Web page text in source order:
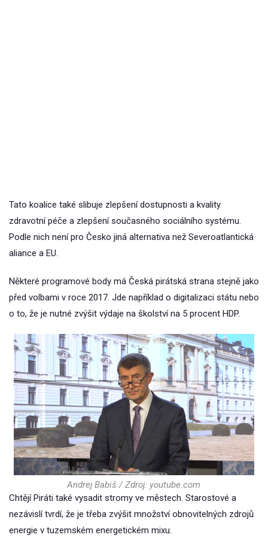
Tato koalice také slibuje zlepšení dostupnosti a kvality
zdravotní péče a zlepšení současného sociálního systému.
Podle nich není pro Česko jiná alternativa než Severoatlantická
aliance a EU.
Některé programové body má Česká pirátská strana stejně jako
před volbami v roce 2017. Jde například o digitalizaci státu nebo
o to, že je nutné zvýšit výdaje na školství na 5 procent HDP.
Andrej Babiš / Zdroj: youtube.com
Chtějí Piráti také vysadit stromy ve městech. Starostové a
nezávislí tvrdí, že je třeba zvýšit množství obnovitelných zdrojů
energie v tuzemském energetickém mixu.